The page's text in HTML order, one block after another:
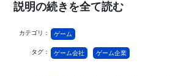
説明の続きを全て読む
カテゴリ： ゲーム
タグ： ゲーム会社 ゲーム企業